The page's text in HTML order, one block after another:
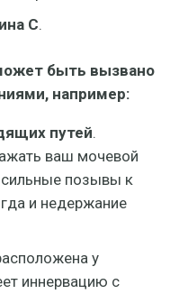
С.
быть вызвано
например:
путей.
ваш мочевой
позывы к
и недержание
у
иннервацию с